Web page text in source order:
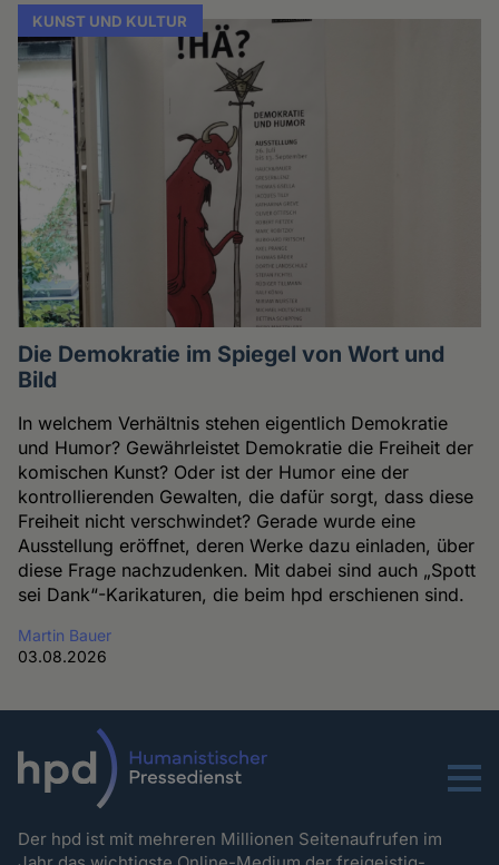
KUNST UND KULTUR
Die Demokratie im Spiegel von Wort und
Bild
In welchem Verhältnis stehen eigentlich Demokratie
und Humor? Gewährleistet Demokratie die Freiheit der
komischen Kunst? Oder ist der Humor eine der
kontrollierenden Gewalten, die dafür sorgt, dass diese
Freiheit nicht verschwindet? Gerade wurde eine
Ausstellung eröffnet, deren Werke dazu einladen, über
diese Frage nachzudenken. Mit dabei sind auch „Spott
sei Dank“-Karikaturen, die beim hpd erschienen sind.
Martin Bauer
03.08.2026
Menu
Der hpd ist mit mehreren Millionen Seitenaufrufen im